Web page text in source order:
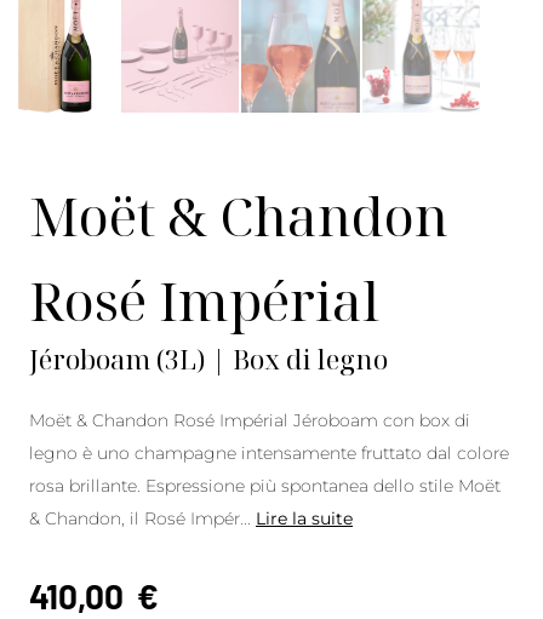
Moët & Chandon
Rosé Impérial
Jéroboam (3L) | Box di legno
Moët & Chandon Rosé Impérial Jéroboam con box di
legno è uno champagne intensamente fruttato dal colore
rosa brillante. Espressione più spontanea dello stile Moët
& Chandon, il Rosé Impér
Lire la suite
410,00 €